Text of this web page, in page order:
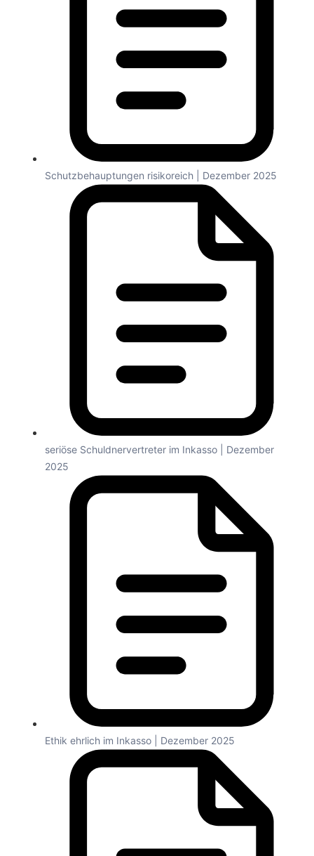
Schutzbehauptungen risikoreich | Dezember 2025
seriöse Schuldnervertreter im Inkasso | Dezember
2025
Ethik ehrlich im Inkasso | Dezember 2025